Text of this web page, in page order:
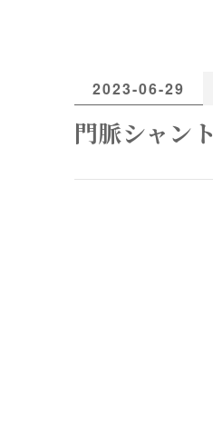
2023-06-29
門脈シャント